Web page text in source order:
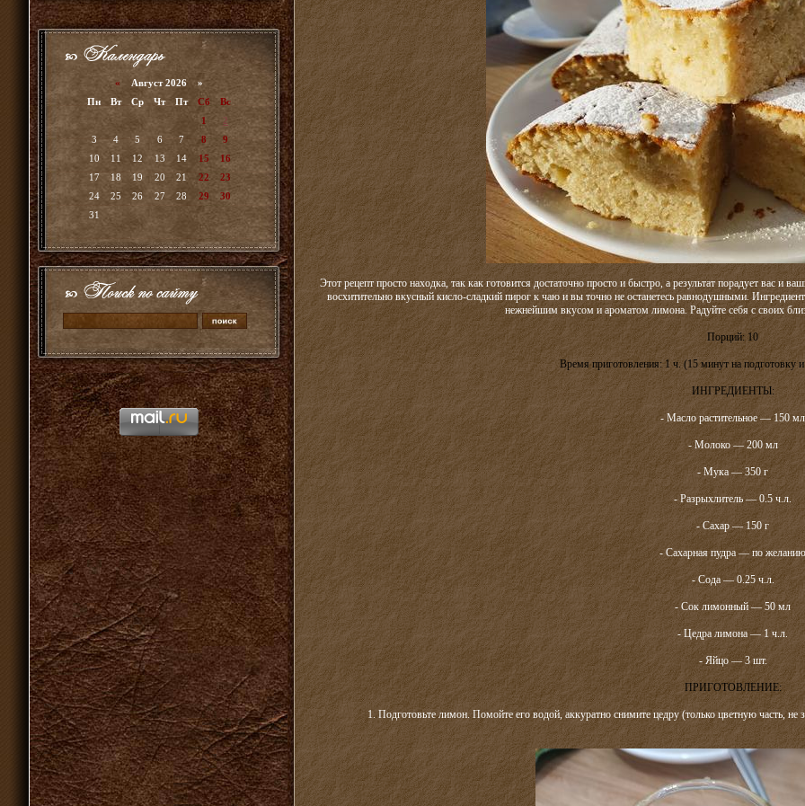
« Август 2026 »
Пн
Вт Ср Чт Пт Сб
Вс
1
2
3
4 5 6 7 8
9
10
11 12 13 14 15
16
17
18 19 20 21 22
23
24
25 26 27 28 29
30
31
Этот рецепт просто находка, так как готовится достаточно просто и быстро, а результат порадует вас
восхитительно вкусный кисло-сладкий пирог к чаю и вы точно не останетесь равнодушными.
нежнейшим вкусом и ароматом лимона. Радуйте себя с своих
Порций: 10
Время приготовления: 1 ч. (15 минут на подготовку
ИНГРЕДИЕНТЫ:
- Масло растительное — 150 мл
- Молоко — 200 мл
- Мука — 350 г
- Разрыхлитель — 0.5 ч.л.
- Сахар — 150 г
- Сахарная пудра — по желанию
- Сода — 0.25 ч.л.
- Сок лимонный — 50 мл
- Цедра лимона — 1 ч.л.
- Яйцо — 3 шт.
ПРИГОТОВЛЕНИЕ:
1. Подготовьте лимон. Помойте его водой, аккуратно снимите цедру (только цветную часть,